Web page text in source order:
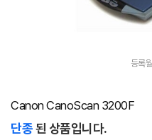
등록
Canon CanoScan 3200F
단종된 상품입니다.